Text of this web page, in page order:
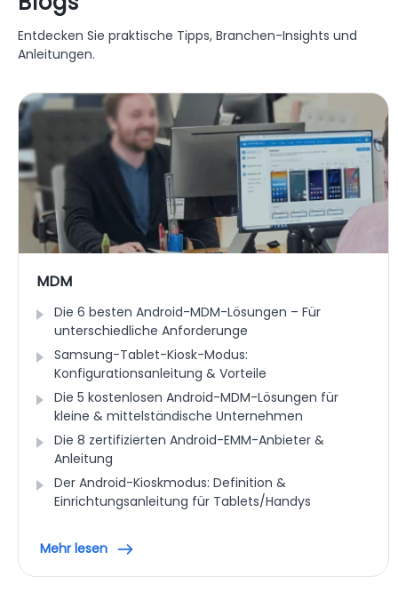
Entdecken Sie praktische Tipps, Branchen-Insights und
Anleitungen.
MDM
Die 6 besten Android-MDM-Lösungen – Für
unterschiedliche Anforderunge
Samsung-Tablet-Kiosk-Modus:
Konfigurationsanleitung & Vorteile
Die 5 kostenlosen Android-MDM-Lösungen für
kleine & mittelständische Unternehmen
Die 8 zertifizierten Android-EMM-Anbieter &
Anleitung
Der Android-Kioskmodus: Definition &
Einrichtungsanleitung für Tablets/Handys
Mehr lesen